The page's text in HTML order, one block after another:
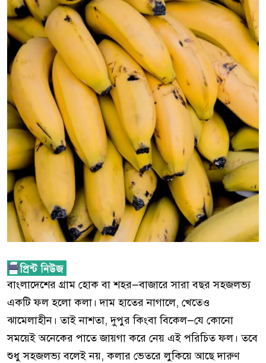
বাংলাদেশের গ্রাম হোক বা শহর—বাজারে সারা বছর সহজলভ্য
একটি ফল হলো কলা। দাম হাতের নাগালে, খেতেও
ঝামেলাহীন। তাই নাশতা, দুপুর কিংবা বিকেল—যে কোনো
সময়েই অনেকের পাতে জায়গা করে নেয় এই পরিচিত ফল। তবে
শুধু সহজলভ্য বলেই নয়, কলার ভেতরে লুকিয়ে আছে দারুণ